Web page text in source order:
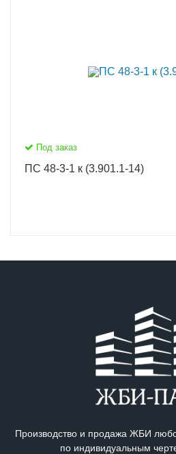
Под заказ
ПС 48-3-1 к (3.901.1-14)
Производство и продажа ЖБИ
по индивидуальным